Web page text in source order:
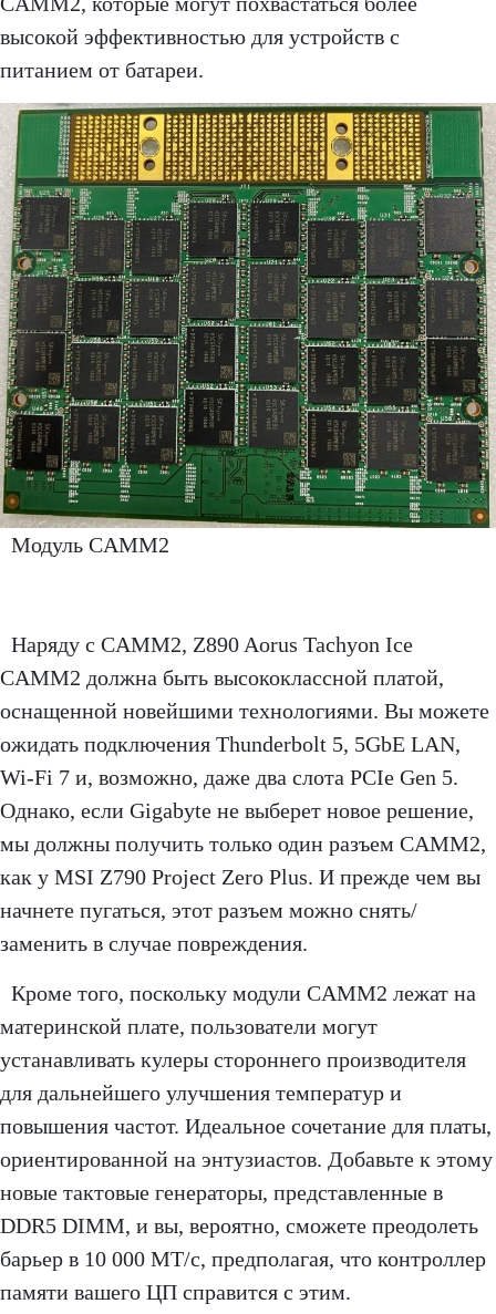
высокой эффективностью для устройств с
питанием от батареи.
Модуль CAMM2
Наряду с CAMM2, Z890 Aorus Tachyon Ice
CAMM2 должна быть высококлассной платой,
оснащенной новейшими технологиями. Вы можете
ожидать подключения Thunderbolt 5, 5GbE LAN,
Wi-Fi 7 и, возможно, даже два слота PCIe Gen 5.
Однако, если Gigabyte не выберет новое решение,
мы должны получить только один разъем CAMM2,
как у MSI Z790 Project Zero Plus. И прежде чем вы
начнете пугаться, этот разъем можно снять/
заменить в случае повреждения.
Кроме того, поскольку модули CAMM2 лежат на
материнской плате, пользователи могут
устанавливать кулеры стороннего производителя
для дальнейшего улучшения температур и
повышения частот. Идеальное сочетание для платы,
ориентированной на энтузиастов. Добавьте к этому
новые тактовые генераторы, представленные в
DDR5 DIMM, и вы, вероятно, сможете преодолеть
барьер в 10 000 МТ/с, предполагая, что контроллер
памяти вашего ЦП справится с этим.